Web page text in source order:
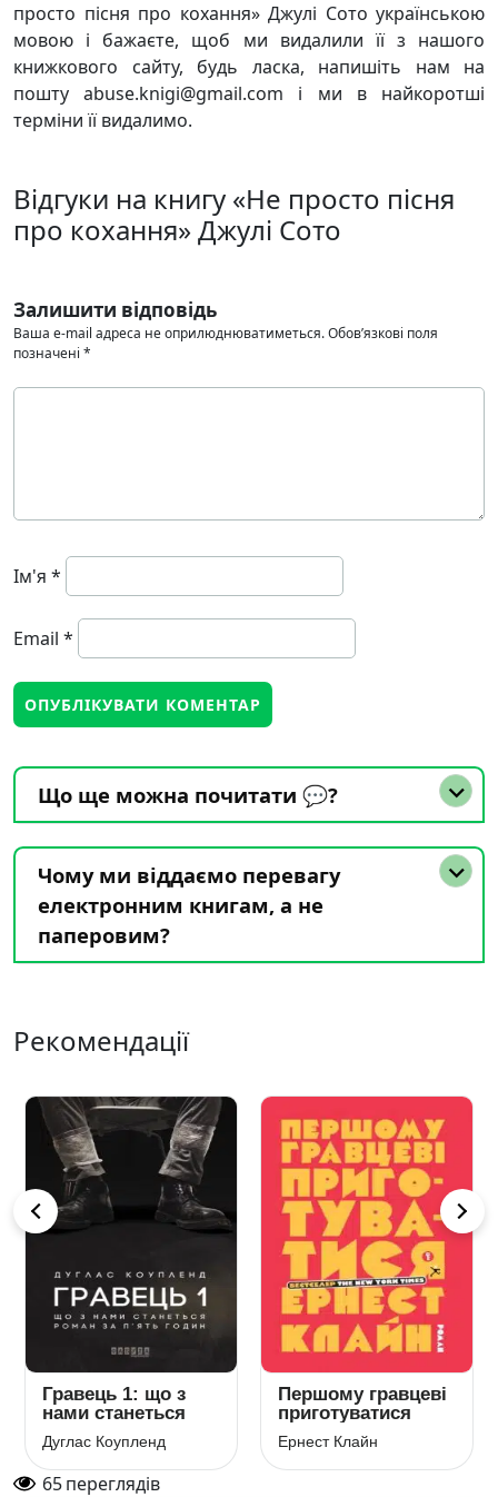
просто пісня про кохання» Джулі Сото українською
мовою і бажаєте, щоб ми видалили її з нашого
книжкового сайту, будь ласка, напишіть нам на
пошту abuse.knigi@gmail.com і ми в найкоротші
терміни її видалимо.
Відгуки на книгу «Не просто пісня
про кохання» Джулі Сото
Залишити відповідь
Ваша e-mail адреса не оприлюднюватиметься.Обов’язкові поля
позначені *
Ім'я *
Email *
Що ще можна почитати 💬?
Чому ми віддаємо перевагу
електронним книгам, а не
паперовим?
Рекомендації
Гравець 1: що з
нами станеться
Дуглас Коупленд
Першому гравцеві
приготуватися
Ернест Клайн
65переглядів